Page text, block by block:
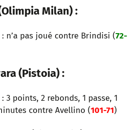
Milan) :
n’a pas joué contre Brindisi (72-
(Pistoia) :
3 points, 2 rebonds, 1 passe, 1
contre Avellino (101-71)